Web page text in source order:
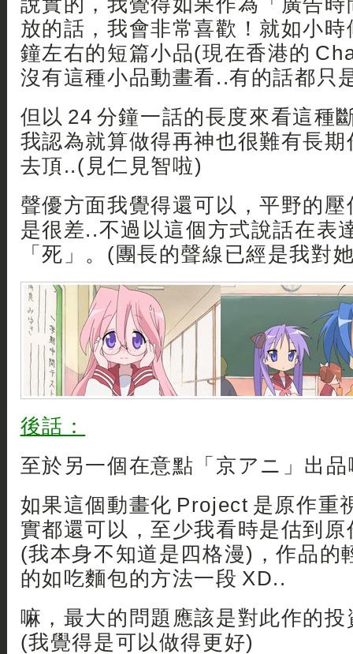
放的話，我會非常喜歡！就如小時
鐘左右的短篇小品(現在香港的
沒有這種小品動畫看..有的話都只
但以 24 分鐘一話的長度來看這種
我認為就算做得再神也很難有長
去頂..(見仁見智啦)
聲優方面我覺得還可以，平野的
是很差..不過以這個方式說話在表
「死」。(團長的聲線已經是我對
後話：
至於另一個在意點「京アニ」出品
如果這個動畫化 Project 是原作重
實都還可以，至少我看時是估到
(我本身不知道是四格漫)，作品的
的如吃麵包的方法一段 XD..
嘛，最大的問題應該是對此作的
(我覺得是可以做得更好)